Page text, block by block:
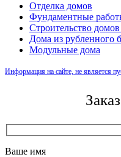
Отделка домов
Фундаментные
Строительство домов
Дома из рубленного
Модульные дома
Информация на сайте, не является
Ваше имя